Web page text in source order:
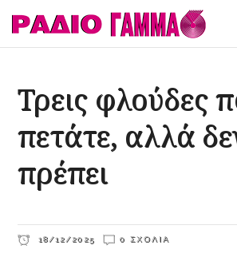
Τρεις φλούδες
πετάτε, αλλά
πρέπει
18/12/2025 0 ΣΧΌΛΙΑ